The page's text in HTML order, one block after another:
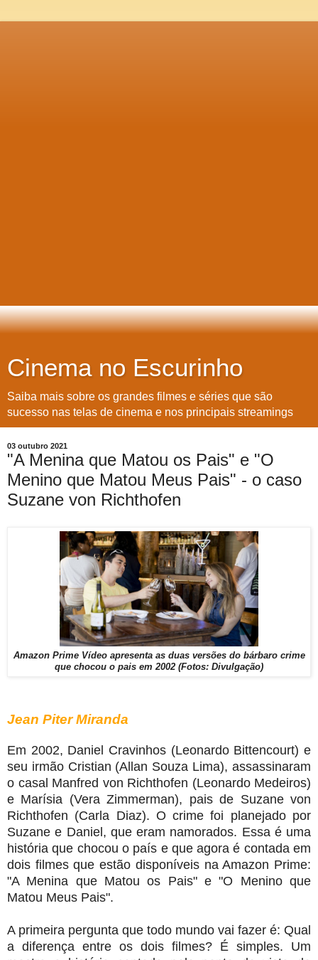
Cinema no Escurinho
Saiba mais sobre os grandes filmes e séries que são
sucesso nas telas de cinema e nos principais streamings
03 outubro 2021
"A Menina que Matou os Pais" e "O
Menino que Matou Meus Pais" - o caso
Suzane von Richthofen
Amazon Prime Vídeo apresenta as duas versões do bárbaro crime
que chocou o pais em 2002 (Fotos: Divulgação)
Jean Piter Miranda
Em 2002, Daniel Cravinhos (Leonardo Bittencourt) e
seu irmão Cristian (Allan Souza Lima), assassinaram
o casal Manfred von Richthofen (Leonardo Medeiros)
e Marísia (Vera Zimmerman), pais de Suzane von
Richthofen (Carla Diaz). O crime foi planejado por
Suzane e Daniel, que eram namorados. Essa é uma
história que chocou o país e que agora é contada em
dois filmes que estão disponíveis na Amazon Prime:
"A Menina que Matou os Pais" e "O Menino que
Matou Meus Pais".
A primeira pergunta que todo mundo vai fazer é: Qual
a diferença entre os dois filmes? É simples. Um